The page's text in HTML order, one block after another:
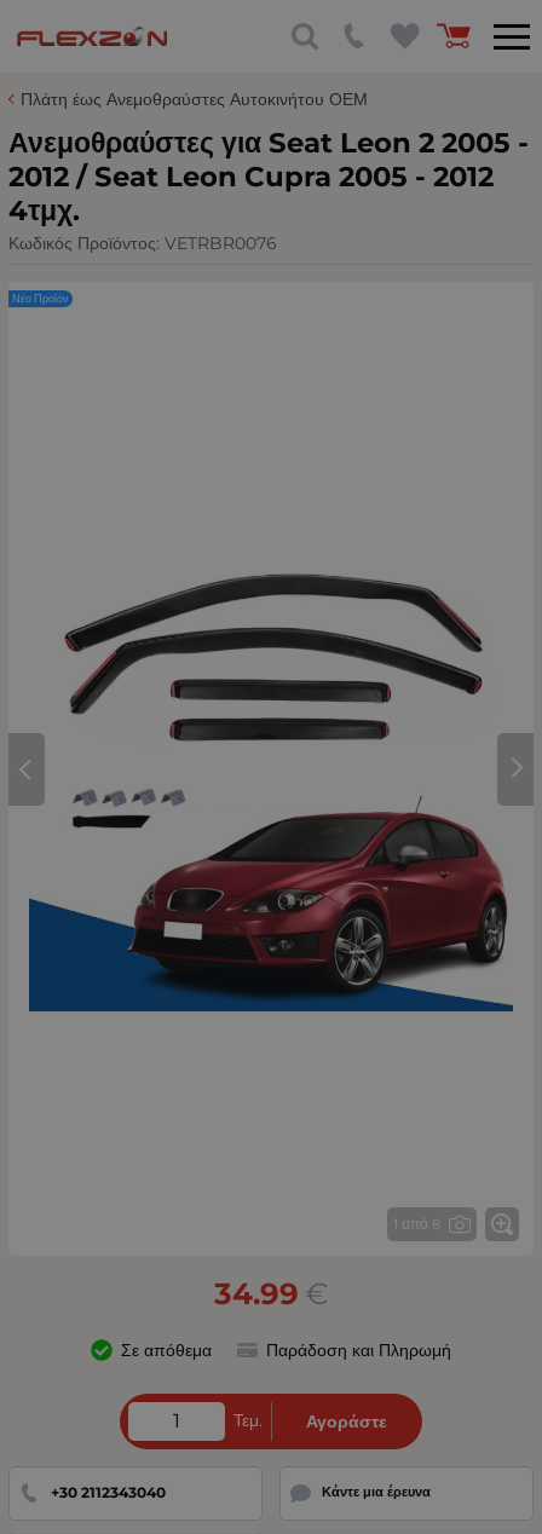
Πλάτη έως Ανεμοθραύστες Αυτοκινήτου ΟΕΜ
Ανεμοθραύστες για Seat Leon 2 2005 -
2012 / Seat Leon Cupra 2005 - 2012
4τμχ.
Κωδικός Προϊόντος: VETRBR0076
1 από 8
Νέο Προϊόν
34.99 €
Σε απόθεμα Παράδοση και Πληρωμή
Τεμ. Αγοράστε
+30 2112343040 Κάντε μια έρευνα